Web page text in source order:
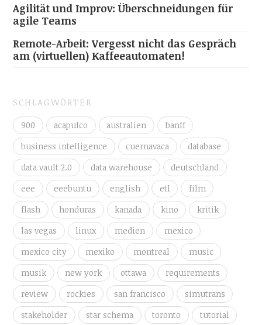
Agilität und Improv: Überschneidungen für
agile Teams
Remote-Arbeit: Vergesst nicht das Gespräch
am (virtuellen) Kaffeeautomaten!
SCHLAGWÖRTER
900 acapulco australien
banff
business intelligence
cuernavaca
database
data vault 2.0
data warehouse
deutschland
eee
eeebuntu english etl
film
flash
honduras kanada kino
kritik
las vegas
linux medien
mexico
mexico city
mexiko montreal
music
musik
new york ottawa
requirements
review
rockies san francisco
simutrans
stakeholder
star schema toronto tutorial